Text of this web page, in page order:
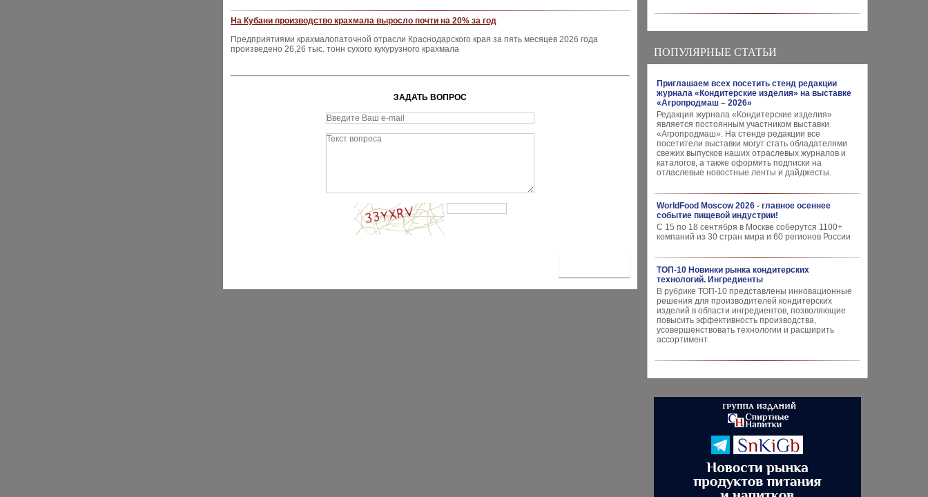
ПОПУЛЯРНЫЕ СТАТЬИ
Приглашаем всех посетить стенд редакции
журнала «Кондитерские изделия» на выставке
«Агропродмаш – 2026»
Редакция журнала «Кондитерские изделия»
является постоянным участником выставки
«Агропродмаш». На стенде редакции все
посетители выставки могут стать обладателями
свежих выпусков наших отраслевых журналов и
каталогов, а также оформить подписки на
отласлевые новостные ленты и дайджесты.
WorldFood Moscow 2026 - главное осеннее
событие пищевой индустрии!
С 15 по 18 сентября в Москве соберутся 1100+
компаний из 30 стран мира и 60 регионов России
ТОП-10 Новинки рынка кондитерских
технологий. Ингредиенты
В рубрике ТОП-10 представлены инновационные
решения для производителей кондитерских
изделий в области ингредиентов, позволяющие
повысить эффективность производства,
усовершенствовать технологии и расширить
ассортимент.
На Кубани производство крахмала выросло почти на 20% за год
Предприятиями крахмалопаточной отрасли Краснодарского края за пять месяцев 2026 года
произведено 26,26 тыс. тонн сухого кукурузного крахмала
ЗАДАТЬ ВОПРОС